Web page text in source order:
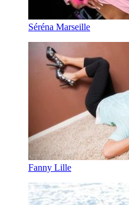
Séréna Marseille
Fanny Lille